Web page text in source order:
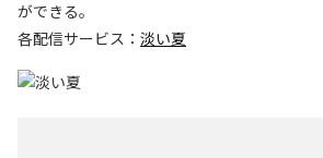
ができる。
各配信サービス： 淡い夏